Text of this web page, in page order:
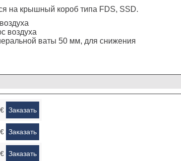
на крышный короб типа FDS, SSD.
воздуха
ваты 50 мм, для снижения
Заказать
Заказать
Заказать